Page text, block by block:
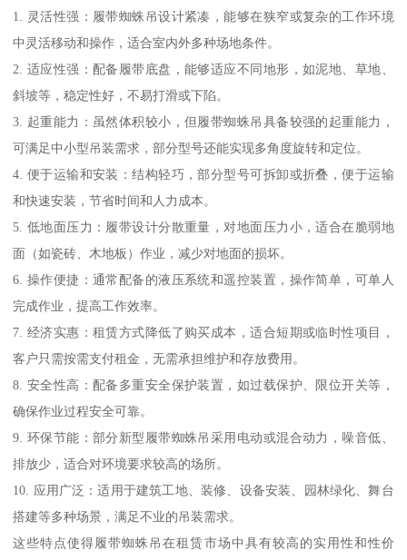
1. 灵活性强：履带蜘蛛吊设计紧凑，能够在狭窄或复杂的工作环境
中灵活移动和操作，适合室内外多种场地条件。
2. 适应性强：配备履带底盘，能够适应不同地形，如泥地、草地、
斜坡等，稳定性好，不易打滑或下陷。
3. 起重能力：虽然体积较小，但履带蜘蛛吊具备较强的起重能力，
可满足中小型吊装需求，部分型号还能实现多角度旋转和定位。
4. 便于运输和安装：结构轻巧，部分型号可拆卸或折叠，便于运输
和快速安装，节省时间和人力成本。
5. 低地面压力：履带设计分散重量，对地面压力小，适合在脆弱地
面（如瓷砖、木地板）作业，减少对地面的损坏。
6. 操作便捷：通常配备的液压系统和遥控装置，操作简单，可单人
完成作业，提高工作效率。
7. 经济实惠：租赁方式降低了购买成本，适合短期或临时性项目，
客户只需按需支付租金，无需承担维护和存放费用。
8. 安全性高：配备多重安全保护装置，如过载保护、限位开关等，
确保作业过程安全可靠。
9. 环保节能：部分新型履带蜘蛛吊采用电动或混合动力，噪音低、
排放少，适合对环境要求较高的场所。
10. 应用广泛：适用于建筑工地、装修、设备安装、园林绿化、舞台
搭建等多种场景，满足不业的吊装需求。
这些特点使得履带蜘蛛吊在租赁市场中具有较高的实用性和性价